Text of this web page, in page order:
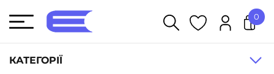
КАТЕГОРІЇ
0